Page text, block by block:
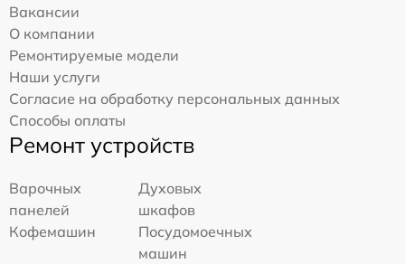
Вакансии
О компании
Ремонтируемые модели
Наши услуги
Согласие на обработку персональных данных
Способы оплаты
Ремонт устройств
Варочных
панелей
Духовых
шкафов
Кофемашин
Посудомоечных
машин